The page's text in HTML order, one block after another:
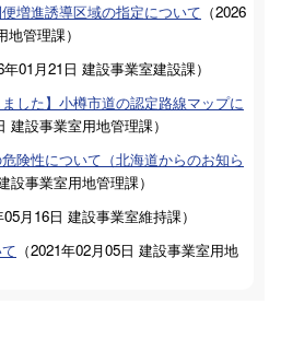
増進誘導区域の指定について （2026
地管理課）
年01月21日 建設事業室建設課）
ました】小樽市道の認定路線マップに
建設事業室用地管理課）
険性について（北海道からのお知ら
設事業室用地管理課）
月16日 建設事業室維持課）
（2021年02月05日 建設事業室用地